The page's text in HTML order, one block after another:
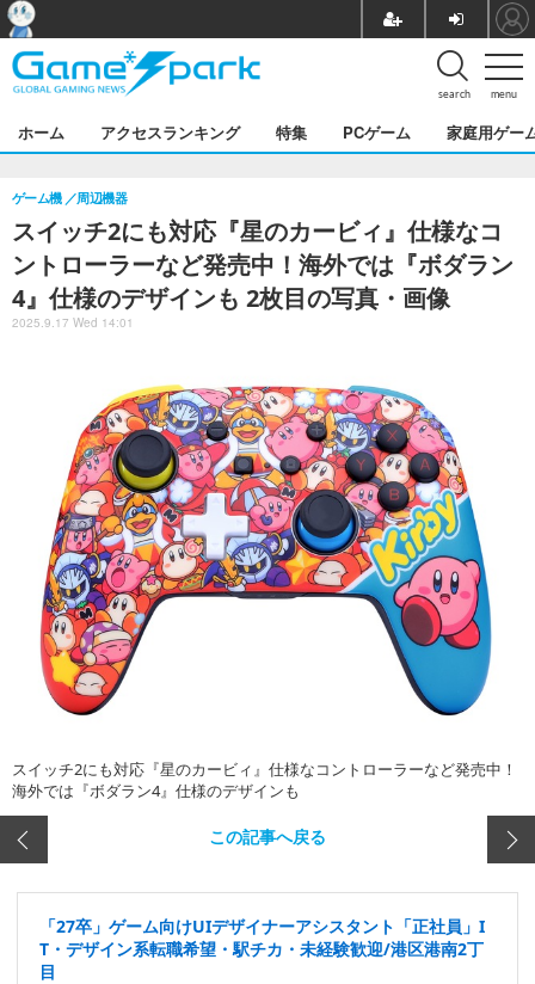
menu
search
ホーム アクセスランキング 特集 PCゲーム 家庭用ゲー
スイッチ2にも対応『星のカービィ』仕様なコ
ントローラーなど発売中！海外では『ボダラン
4』仕様のデザインも 2枚目の写真・画像
ゲーム機 周辺機器
2025.9.17 Wed 14:01
スイッチ2にも対応『星のカービィ』仕様なコントローラーなど発売中！
海外では『ボダラン4』仕様のデザインも
この記事へ戻る
「27卒」ゲーム向けUIデザイナーアシスタント「正社員」I
T・デザイン系転職希望・駅チカ・未経験歓迎/港区港南2丁
目